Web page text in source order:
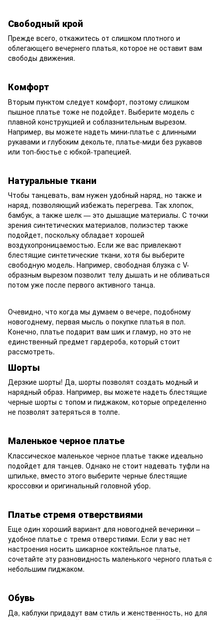
Свободный крой
Прежде всего, откажитесь от слишком плотного и
облегающего вечернего платья, которое не оставит вам
свободы движения.
Комфорт
Вторым пунктом следует комфорт, поэтому слишком
пышное платье тоже не подойдет. Выберите модель с
плавной конструкцией и соблазнительным вырезом.
Например, вы можете надеть мини-платье с длинными
рукавами и глубоким декольте, платье-миди без рукавов
или топ-бюстье с юбкой-трапецией.
Натуральные ткани
Чтобы танцевать, вам нужен удобный наряд, но также и
наряд, позволяющий избежать перегрева. Так хлопок,
бамбук, а также шелк — это дышащие материалы. С точки
зрения синтетических материалов, полиэстер также
подойдет, поскольку обладает хорошей
воздухопроницаемостью. Если же вас привлекают
блестящие синтетические ткани, хотя бы выберите
свободную модель. Например, свободная блузка с V-
образным вырезом позволит телу дышать и не обливаться
потом уже после первого активного танца.
Очевидно, что когда мы думаем о вечере, подобному
новогоднему, первая мысль о покупке платья в пол.
Конечно, платье подарит вам шик и гламур, но это не
единственный предмет гардероба, который стоит
рассмотреть.
Шорты
Дерзкие шорты! Да, шорты позволят создать модный и
нарядный образ. Например, вы можете надеть блестящие
черные шорты с топом и пиджаком, которые определенно
не позволят затеряться в толпе.
Маленькое черное платье
Классическое маленькое черное платье также идеально
подойдет для танцев. Однако не стоит надевать туфли на
шпильке, вместо этого выберите черные блестящие
кроссовки и оригинальный головной убор.
Платье стремя отверствиями
Еще один хороший вариант для новогодней вечеринки –
удобное платье с тремя отверстиями. Если у вас нет
настроения носить шикарное коктейльное платье,
сочетайте эту разновидность маленького черного платья с
небольшим пиджаком.
Обувь
Да, каблуки придадут вам стиль и женственность, но для